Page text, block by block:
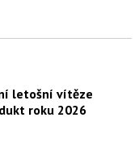
letošní vítěze
roku 2026